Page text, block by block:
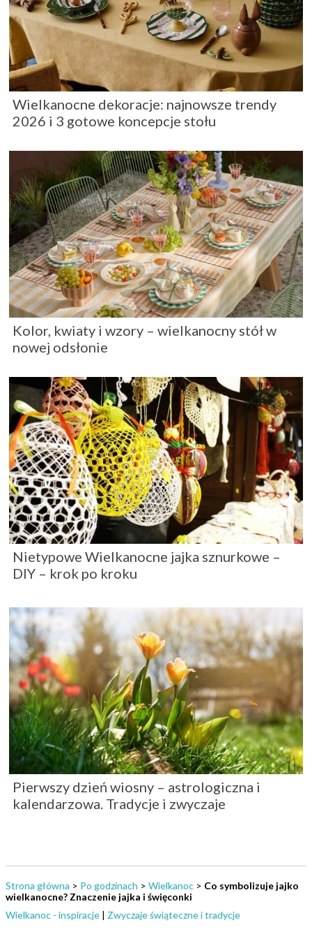
Wielkanocne dekoracje: najnowsze trendy
2026 i 3 gotowe koncepcje stołu
Kolor, kwiaty i wzory – wielkanocny stół w
nowej odsłonie
Nietypowe Wielkanocne jajka sznurkowe –
DIY – krok po kroku
Pierwszy dzień wiosny – astrologiczna i
kalendarzowa. Tradycje i zwyczaje
Strona główna > Po godzinach > Wielkanoc > Co symbolizuje jajko
wielkanocne? Znaczenie jajka i święconki
Wielkanoc - inspiracje
Zwyczaje świąteczne i tradycje